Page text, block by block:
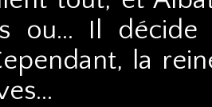
ou... Il
la